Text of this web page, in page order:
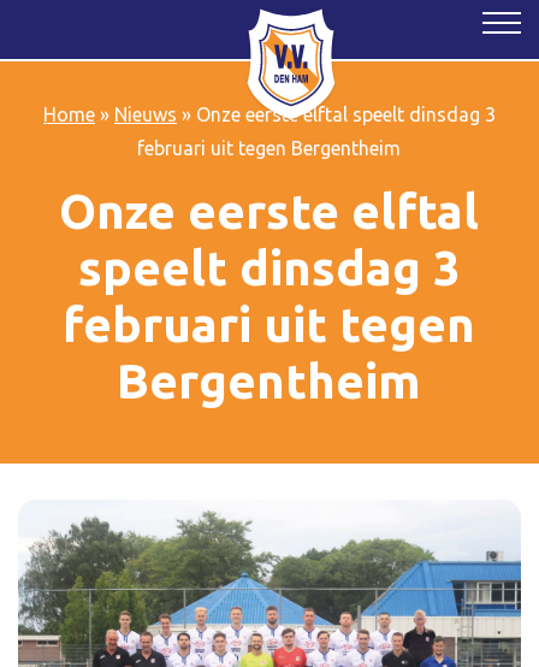
Home» Nieuws » Onze eerste elftal speelt dinsdag 3
februari uit tegen Bergentheim
Onze eerste elftal
speelt dinsdag 3
februari uit tegen
Bergentheim